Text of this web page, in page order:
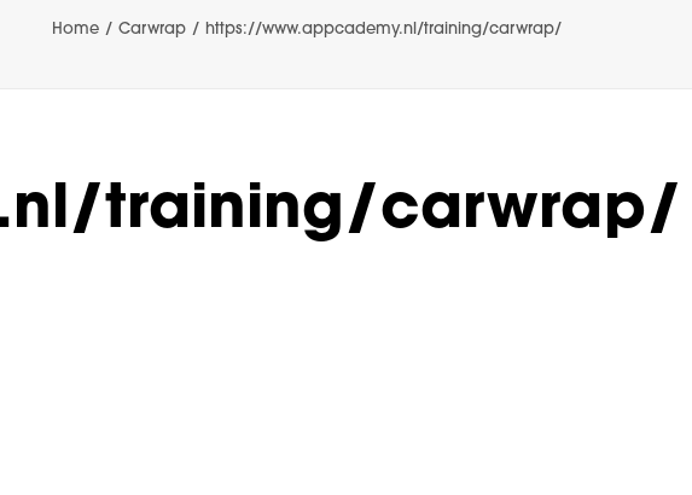
Home Carwrap https://www.appcademy.nl/training/carwrap/
training/carwrap/